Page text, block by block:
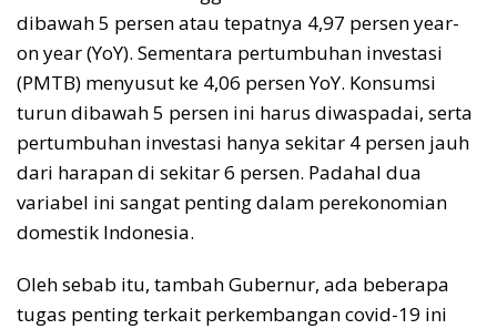
dibawah 5 persen atau tepatnya 4,97 persen year-
on year (YoY). Sementara pertumbuhan investasi
(PMTB) menyusut ke 4,06 persen YoY. Konsumsi
turun dibawah 5 persen ini harus diwaspadai, serta
pertumbuhan investasi hanya sekitar 4 persen jauh
dari harapan di sekitar 6 persen. Padahal dua
variabel ini sangat penting dalam perekonomian
domestik Indonesia.
Oleh sebab itu, tambah Gubernur, ada beberapa
tugas penting terkait perkembangan covid-19 ini